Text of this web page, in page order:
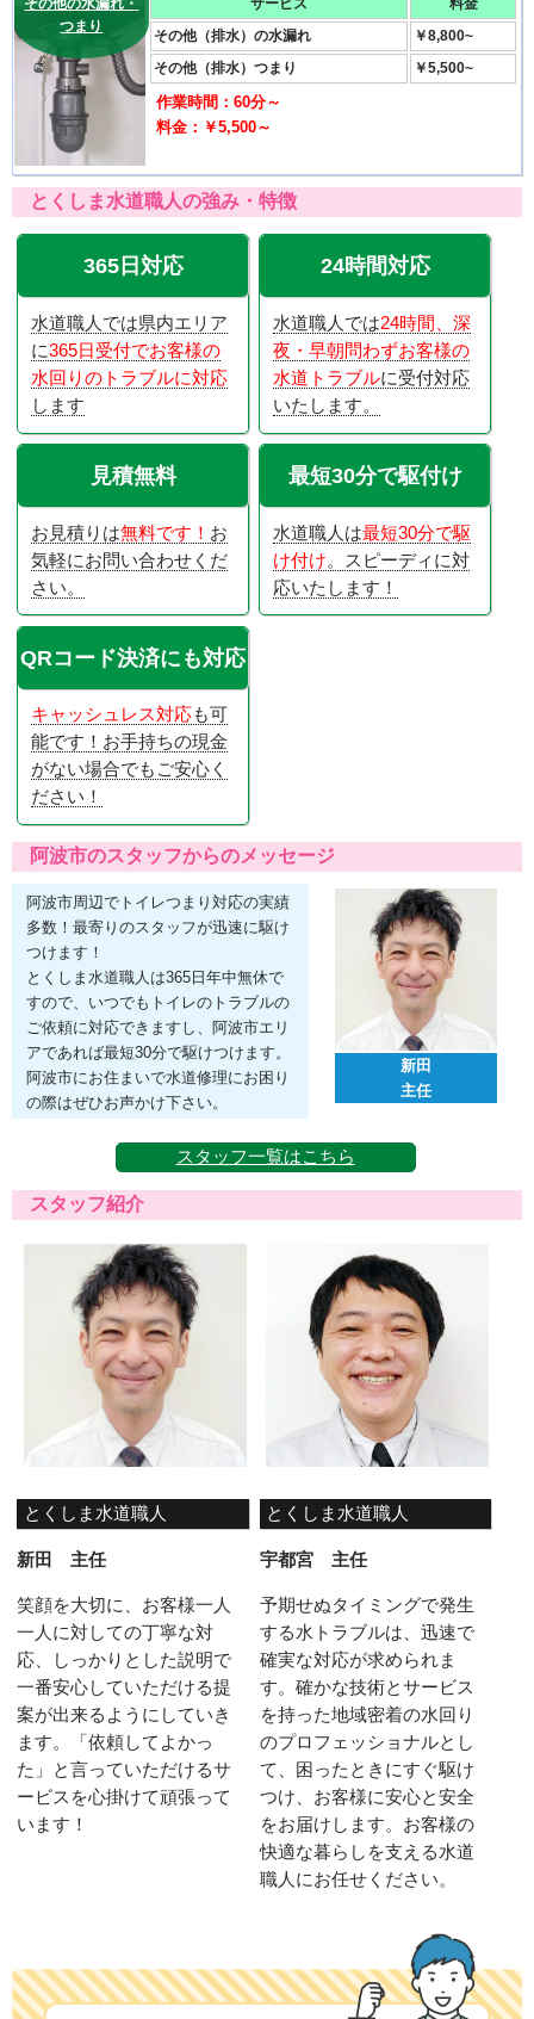
その他の水漏れ・
つまり
サービス
料金
その他（排水）の水漏れ
￥8,800~
その他（排水）つまり
￥5,500~
作業時間：60分～
料金：￥5,500～
とくしま水道職人の強み・特徴
365日対応
水道職人では県内エリア
に365日受付でお客様の
水回りのトラブルに対応
します
24時間対応
水道職人では24時間、深
夜・早朝問わずお客様の
水道トラブルに受付対応
いたします。
見積無料
お見積りは無料です！ お
気軽にお問い合わせくだ
さい。
最短30分で駆付け
水道職人は最短30分で駆
け付け。スピーディに対
応いたします！
QRコード決済にも対応
キャッシュレス対応も可
能です！お手持ちの現金
がない場合でもご安心く
ださい！
阿波市のスタッフからのメッセージ
阿波市周辺でトイレつまり対応の実績
多数！最寄りのスタッフが迅速に駆け
つけます！
とくしま水道職人は365日年中無休で
すので、いつでもトイレのトラブルの
ご依頼に対応できますし、阿波市エリ
アであれば最短30分で駆けつけます。
阿波市にお住まいで水道修理にお困り
の際はぜひお声かけ下さい。
新田
主任
スタッフ一覧はこちら
スタッフ紹介
とくしま水道職人
新田 主任
笑顔を大切に、お客様一人
一人に対しての丁寧な対
応、しっかりとした説明で
一番安心していただける提
案が出来るようにしていき
ます。「依頼してよかっ
た」と言っていただけるサ
ービスを心掛けて頑張って
います！
とくしま水道職人
宇都宮 主任
予期せぬタイミングで発生
する水トラブルは、迅速で
確実な対応が求められま
す。確かな技術とサービス
を持った地域密着の水回り
のプロフェッショナルとし
て、困ったときにすぐ駆け
つけ、お客様に安心と安全
をお届けします。お客様の
快適な暮らしを支える水道
職人にお任せください。